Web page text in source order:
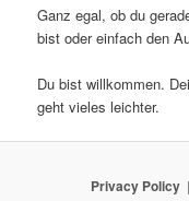
Ganz egal, ob du
bist oder einfach den
Du bist willkommen.
geht vieles leichter.
Privacy Policy